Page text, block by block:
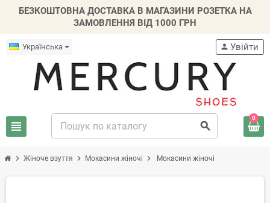
БЕЗКОШТОВНА ДОСТАВКА В МАГАЗИНИ РОЗЕТКА НА
ЗАМОВЛЕННЯ ВІД 1000 ГРН
Українська
view_headline search
person Увійти
0
chevron_right Жіноче взуття chevron_right Мокасини жіночі chevron_right Мокасини жіночі